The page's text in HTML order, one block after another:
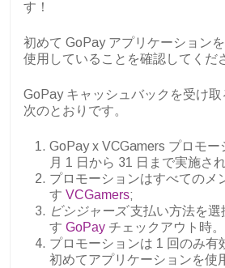
す！
初めて GoPay アプリケーション
使用していることを確認してくだ
GoPay キャッシュバックを受け
次のとおりです。
GoPay x VCGamers プロモー
月 1 日から 31 日まで実施され
プロモーションはすべてのメ
す VCGamers;
ビシジャーズ支払い方法を選
す GoPay チェックアウト時。
プロモーションは 1 回のみ有
初めてアプリケーションを使